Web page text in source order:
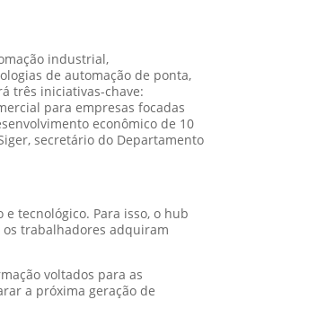
industrial,
de automação de ponta,
três iniciativas-chave:
para empresas focadas
econômico de 10
secretário do Departamento
tecnológico. Para isso, o hub
trabalhadores adquiram
voltados para as
a próxima geração de